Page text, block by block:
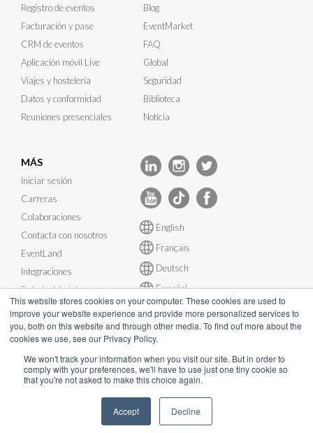
This website stores cookies on your computer. These cookies are used to
improve your website experience and provide more personalized services to
you, both on this website and through other media. To find out more about the
cookies we use, see our Privacy Policy.
We won't track your information when you visit our site. But in order to
comply with your preferences, we'll have to use just one tiny cookie so
that you're not asked to make this choice again.
Accept Decline
Registro de eventos
Facturación y pase
CRM de eventos
Aplicación móvil Live
Viajes y hostelería
Datos y conformidad
Reuniones presenciales
Blog
EventMarket
FAQ
Global
Seguridad
Biblioteca
Notícia
MÁS
Iniciar sesión
Carreras
Colaboraciones
Contacta con nosotros
EventLand
Integraciones
Estado del sistema
English
Français
Deutsch
Español
© InEvent, Inc. 2026
• Política de privacidad •
Plan de Continuidad del Negocio sales@inevent.com